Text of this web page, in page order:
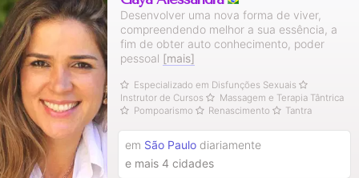
Desenvolver uma nova forma de viver,
compreendendo melhor a sua essência, a
fim de obter auto conhecimento, poder
pessoal [mais]
Especializado em Disfunções Sexuais
Instrutor de Cursos
Massagem e Terapia Tântrica
Pompoarismo
Renascimento Tantra
em São Paulo diariamente
e mais 4 cidades